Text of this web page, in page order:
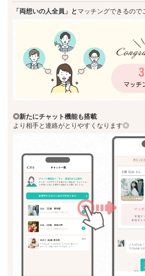
「両想いの人全員」と マッチングできるので
◎新たにチャット機能も搭載
より相手と連絡がとりやすくなります◎